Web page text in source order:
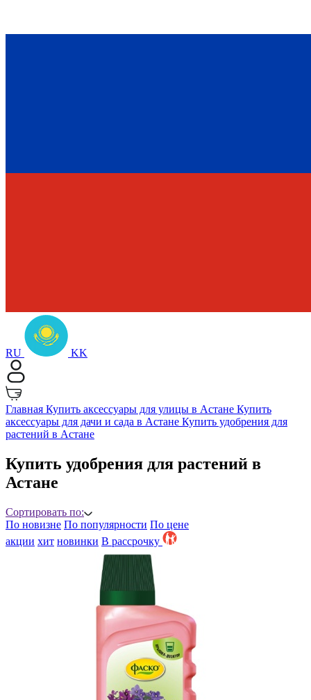
RU KK
Главная Купить аксессуары для улицы в Астане Купить
аксессуары для дачи и сада в Астане Купить удобрения для
растений в Астане
Купить удобрения для растений в
Астане
Сортировать по:
По новизне По популярности По цене
акции хит новинки B рассрочку